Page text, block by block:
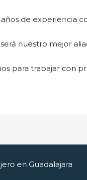
de experiencia
nuestro mejor
para trabajar con
en Guadalajara